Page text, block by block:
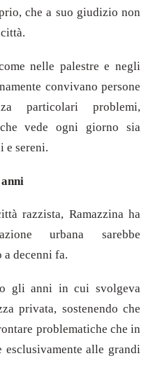
che a suo giudizio non
nelle palestre e negli
convivano persone
particolari problemi,
vede ogni giorno sia
e sereni.
razzista, Ramazzina ha
urbana sarebbe
a decenni fa.
gli anni in cui svolgeva
privata, sostenendo che
problematiche che in
esclusivamente alle grandi